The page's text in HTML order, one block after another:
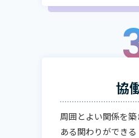
協
周囲とよい関係を
ある関わりができる